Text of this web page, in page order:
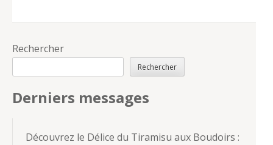
Rechercher
Rechercher
Derniers messages
Découvrez le Délice du Tiramisu aux Boudoirs :